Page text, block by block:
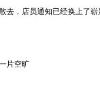
去，店员通知已经换上了
片空旷